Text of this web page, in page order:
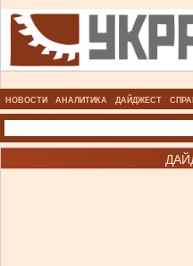
НОВОСТИ АНАЛИТИКА ДАЙДЖЕСТ